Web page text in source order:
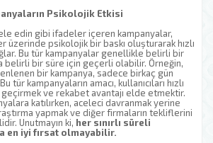
Psikolojik Etkisi
edin gibi ifadeler içeren kampanyalar,
psikolojik bir baskı oluşturarak hızlı
Bu tür kampanyalar genellikle belirli bir
belirli bir süre için geçerli olabilir. Örneğin,
bir kampanya, sadece birkaç gün
tür kampanyaların amacı, kullanıcıları hızlı
ve rekabet avantajı elde etmektir.
katılırken, aceleci davranmak yerine
yapmak ve diğer firmaların tekliflerini
Unutmayın ki, her sınırlı süreli
en iyi fırsat olmayabilir.